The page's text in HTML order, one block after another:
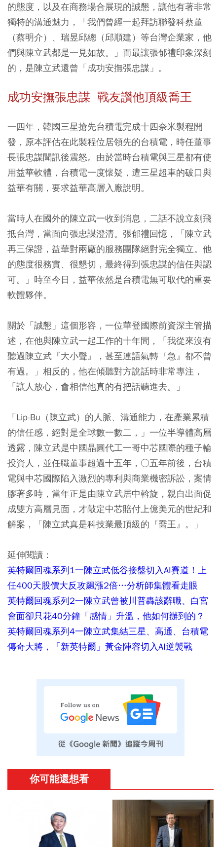
的態度，以及在商務場合展現的誠懇，讓他有著非常
獨特的溝通魅力，「我們曾經一起拜訪聯發科蔡董
（蔡明介）、瑞昱邱總（邱順建）等台灣企業家，他
們與陳立武都是一見如故。」而最讓張郁禮印象深刻
的，是陳立武還曾「成功安撫張忠謀」。
成功安撫張忠謀 戰友讚他頂級喬王
一四年，韓國三星搶先台積電完成十四奈米製程開
發，原本評估在此製程位居領先的台積電，時任董事
長張忠謀聞訊後震怒。由於當時台積電與三星都有使
用益華軟體，台積電一度懷疑，遭三星超車的破口與
益華有關，要求益華高層入廠說明。
當時人在國外的陳立武一收到消息，二話不說立刻飛
抵台灣，當面向張忠謀澄清。張郁禮回憶，「陳立武
再三保證，益華對兩廠的服務團隊絕對完全獨立。他
的態度很務實、很懇切，最終得到張忠謀的信任與認
可。」時至今日，益華依然是台積電無可取代的重要
軟體夥伴。
關於「誠懇」這個形容，一位華登國際前資深主管描
述，在他與陳立武一起工作的十年間，「我從來沒有
聽過陳立武『大小聲』，甚至連語氣轉『急』都不曾
有過。」相反的，他在傾聽對方說話時非常專注，
「讓人放心，會相信他真的有把話聽進去。」
「Lip-Bu（陳立武）的人脈、溝通能力，在產業累積
的信任感，絕對是全球數一數二，」一位半導體高層
透露，陳立武是中國晶圓代工一哥中芯國際的種子輪
投資人，並任職董事超過十五年，○五年前後，台積
電與中芯國際陷入激烈的專利與商業機密訴訟，案情
膠著多時，當年正是由陳立武居中斡旋，親自出面促
成雙方高層見面，才敲定中芯賠付上億美元的世紀和
解案，「陳立武真是科技業最頂級的『喬王』。」
延伸閱讀：
英特爾回魂系列1一陳立武低谷接盤切入AI賽道！上
任400天股價大反攻飆漲2倍…分析師集體看走眼
英特爾回魂系列2一陳立武曾被川普轟該辭職、白宮
會面卻只花40分鐘「感情」升溫，他如何辦到的？
英特爾回魂系列4一陳立武集結三星、高通、台積電
傳奇大將，「新英特爾」黃金陣容切入AI逆襲戰